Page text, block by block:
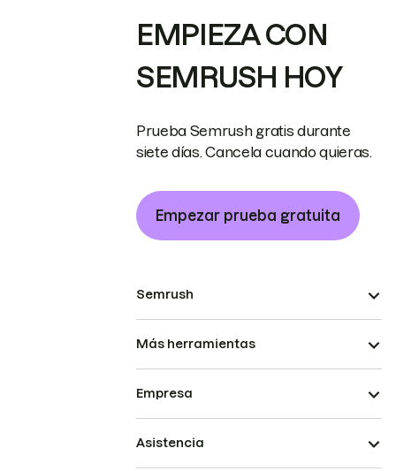
EMPIEZA CON
SEMRUSH HOY
Prueba Semrush gratis durante
siete días. Cancela cuando quieras.
Empezar prueba gratuita
Semrush
Más herramientas
Empresa
Asistencia